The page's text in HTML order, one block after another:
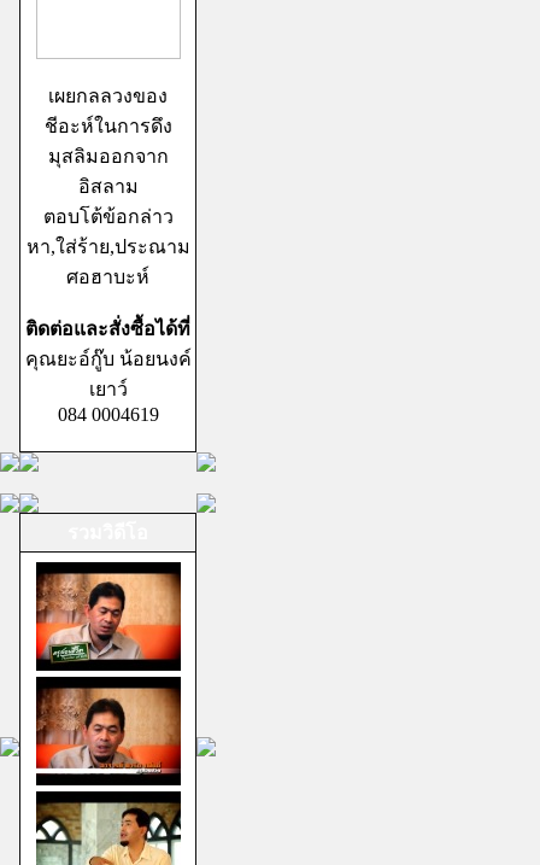
เผยกลลวงของ
ชีอะห์ในการดึง
มุสลิมออกจาก
อิสลาม
ตอบโต้ข้อกล่าว
หา,ใส่ร้าย,ประณาม
ศอฮาบะห์
ติดต่อและสั่งซื้อได้ที่
คุณยะอ์กู๊บ น้อยนงค์
เยาว์
084 0004619